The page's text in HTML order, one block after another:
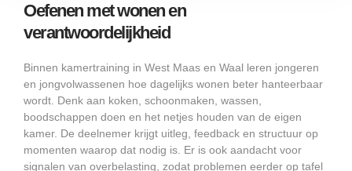
Oefenen met wonen en
verantwoordelijkheid
Binnen kamertraining in West Maas en Waal leren jongeren
en jongvolwassenen hoe dagelijks wonen beter hanteerbaar
wordt. Denk aan koken, schoonmaken, wassen,
boodschappen doen en het netjes houden van de eigen
kamer. De deelnemer krijgt uitleg, feedback en structuur op
momenten waarop dat nodig is. Er is ook aandacht voor
signalen van overbelasting, zodat problemen eerder op tafel